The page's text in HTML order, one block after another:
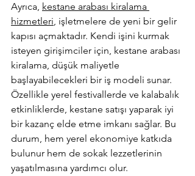
Ayrıca, kestane arabası kiralama
hizmetleri, işletmelere de yeni bir gelir
kapısı açmaktadır. Kendi işini kurmak
isteyen girişimciler için, kestane arabası
kiralama, düşük maliyetle
başlayabilecekleri bir iş modeli sunar.
Özellikle yerel festivallerde ve kalabalık
etkinliklerde, kestane satışı yaparak iyi
bir kazanç elde etme imkanı sağlar. Bu
durum, hem yerel ekonomiye katkıda
bulunur hem de sokak lezzetlerinin
yaşatılmasına yardımcı olur.